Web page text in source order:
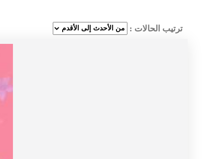
ترتيب الحالات :